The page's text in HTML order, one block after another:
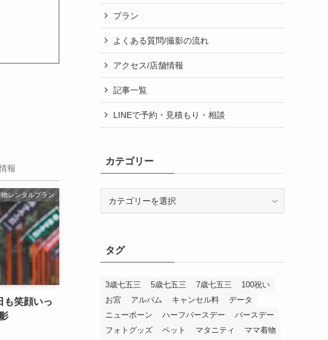
報
レンタルプラン
も笑顔いっ
プラン
よくある質問/撮影の流れ
アクセス/店舗情報
記事一覧
LINEで予約・見積もり・相談
カテゴリー
ータグ
3歳七五三 5歳七五三 7歳七五三
100祝い
お宮
アルバム キャンセル料
データ
ニューボーン
ハーフバースデー
バースデー
フォトグッズ
ペット マタニティ
ママ着物